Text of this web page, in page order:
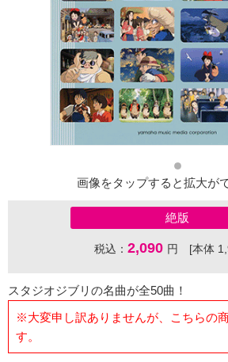
画像をタップすると拡大が
絶版
税込： 2,090 円 [本体
スタジオジブリの名曲が全50曲！
※大変申し訳ありませんが、こちらの
す。